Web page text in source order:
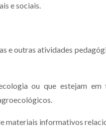
e sociais.
e outras atividades
ou que estejam
materiais informativos